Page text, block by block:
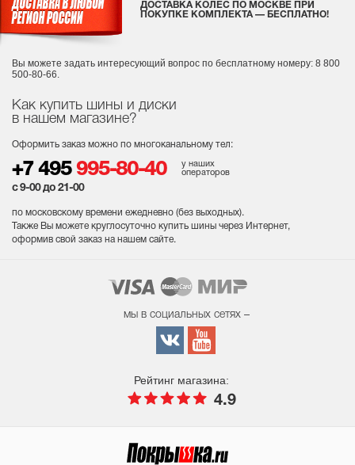
Как купить шины и диски
в нашем магазине?
Оформить заказ можно по многоканальному тел:
+7 495 995-80-40
у наших
операторов
с 9-00 до 21-00
по московскому времени ежедневно (без выходных).
Также Вы можете круглосуточно купить шины через Интернет,
оформив свой заказ на нашем сайте.
ДОСТАВКА КОЛЕС ПО МОСКВЕ ПРИ
ПОКУПКЕ КОМПЛЕКТА — БЕСПЛАТНО!
Вы можете задать интересующий вопрос по бесплатному номеру: 8 800
500-80-66.
мы в социальных сетях –
Рейтинг магазина:
4.9